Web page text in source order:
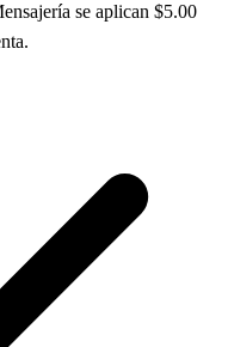
se aplican $5.00